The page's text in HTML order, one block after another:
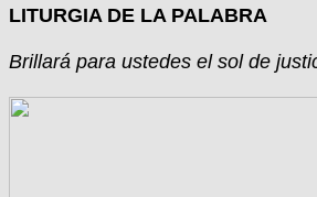
LITURGIA DE LA PALABRA
Brillará para ustedes el sol de